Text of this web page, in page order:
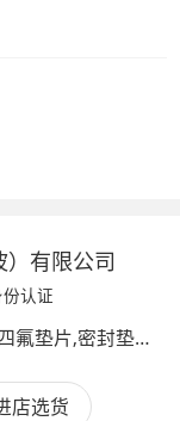
）有限公司
份认证
金属缠绕垫片,金属齿形垫片,四氟垫片,密封垫片,橡胶垫片,金属缠绕垫,聚四氟乙烯垫片,不锈钢齿形垫片,金属垫片,云母填充带,无石棉垫片,钛缠绕垫
店选货